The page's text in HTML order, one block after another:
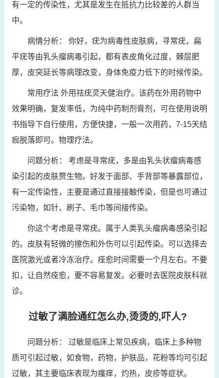
有一定的传染性，尤其是发生在抵抗力比较差的人群当
中。
病情分析： 你好，疣为病毒性皮肤病，寻常疣，扁
平疣等由乳头瘤病毒引起，都有表皮角化过度，棘层肥
厚，皮突延长等病理改变，身体免疫力低下的时候传染。
常用疗法 外用祛疣灵天健治疗。该药在外用药物中
效果明确，复发率低，为纯中药制剂膏剂，可在使用说明
书指导下自行使用，方便快捷，一般一次用药，7-15天结
痂脱落即可。物理疗法。
问题分析： 考虑是寻常疣，多是由乳头状瘤病毒感
染引起的皮肤赘生物。好发于面部、手背部等暴露部位，
有一定传染性，主要是通过直接接触传染，但是也可通过
污染物，如针、刷子、毛巾等间接传染。
你这个考虑是寻常疣。属于人类乳头瘤病毒感染引起
的。皮肤有轻微的擦伤和外伤可以引起传染。可以选择去
医院激光或者冷冻治疗。痊愈时间需要一个月左右。不要
扣，让自然痊愈，要不容易复发。必要时去医院皮肤科就
诊。
过敏了满脸通红怎么办,烫烫的,吓人?
问题分析： 过敏是临床上常见疾病，临床上多种物
质可引起过敏，如食物，药物，护肤品，花粉等均可引起
过敏，其主要临床表现为瘙痒，灼热，皮疹等症状。